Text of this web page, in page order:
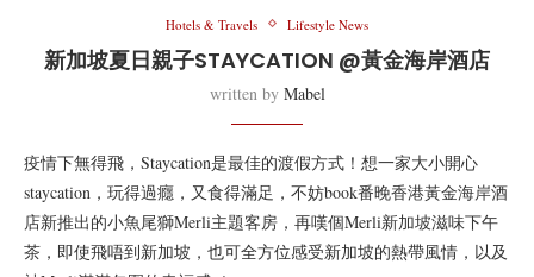
Hotels & Travels Lifestyle News
新加坡夏日親子STAYCATION @黃金海岸酒店
written by Mabel
疫情下無得飛，Staycation是最佳的渡假方式！想一家大小開心
staycation，玩得過癮，又食得滿足，不妨book番晚香港黃金海岸酒
店新推出的小魚尾獅Merli主題客房，再嘆個Merli新加坡滋味下午
茶，即使飛唔到新加坡，也可全方位感受新加坡的熱帶風情，以及